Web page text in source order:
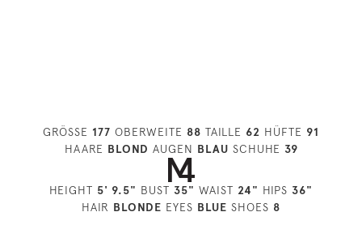
GRÖSSE 177 OBERWEITE 88 TAILLE 62 HÜFTE 91
HAARE BLOND AUGEN BLAU SCHUHE 39
HEIGHT 5' 9.5" BUST 35" WAIST 24" HIPS 36"
HAIR BLONDE EYES BLUE SHOES 8